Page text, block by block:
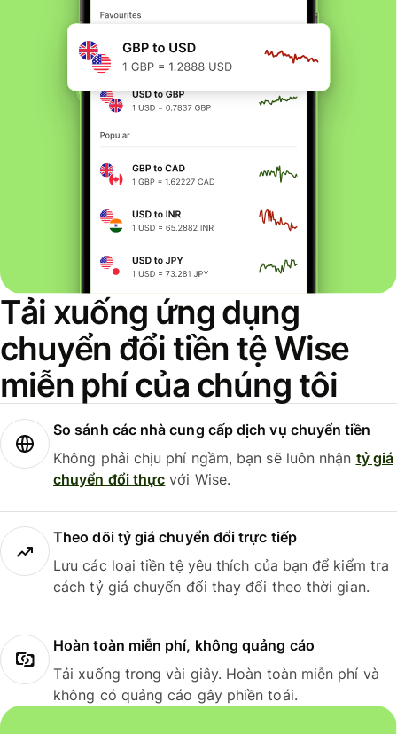
Tải xuống ứng dụng
chuyển đổi tiền tệ Wise
miễn phí của chúng tôi
So sánh các nhà cung cấp dịch vụ chuyển tiền
Không phải chịu phí ngầm, bạn sẽ luôn nhận tỷ giá
chuyển đổi thực với Wise.
Theo dõi tỷ giá chuyển đổi trực tiếp
Lưu các loại tiền tệ yêu thích của bạn để kiểm tra
cách tỷ giá chuyển đổi thay đổi theo thời gian.
Hoàn toàn miễn phí, không quảng cáo
Tải xuống trong vài giây. Hoàn toàn miễn phí và
không có quảng cáo gây phiền toái.